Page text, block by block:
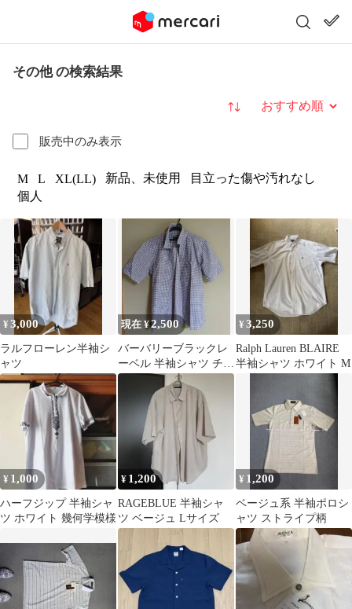
その他 の検索結果
販売中のみ表示
並び替え
M L XL(LL) 新品、未使用
目立った傷や汚れなし
個人
¥3,000
ラルフローレン半袖シ
ャツ
現在 ¥2,500
バーバリーブラックレ
ーベル 半袖シャツ チャ
ック式
¥3,250
Ralph Lauren BLAIRE
半袖シャツ ホワイト M
¥ 1,000
ハーフジップ 半袖シャ
ツ ホワイト 幾何学模様
¥ 1,200
RAGEBLUE 半袖シャ
ツ ベージュ Lサイズ
¥ 1,200
ベージュ系 半袖ポロシ
ャツ ストライプ柄